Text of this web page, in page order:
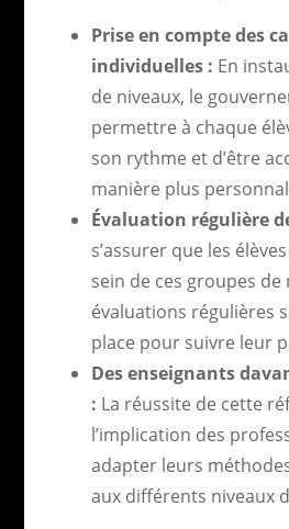
Prise en compte des
individuelles : En
de niveaux, le
permettre à chaque
son rythme et d’être
manière plus
Évaluation régulière
s’assurer que les
sein de ces groupes de
évaluations régulières
place pour suivre leur
Des enseignants
: La réussite de cette
l’implication des
adapter leurs
aux différents niveaux